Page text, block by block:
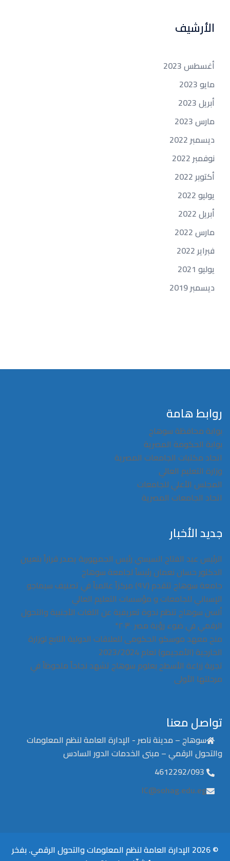
الأرشيف
أغسطس 2023
مايو 2023
أبريل 2023
مارس 2023
ديسمبر 2022
نوفمبر 2022
أكتوبر 2022
يوليو 2022
أبريل 2022
مارس 2022
فبراير 2022
يوليو 2021
ديسمبر 2019
روابط هامة
بوابة محافظة سوهاج
بوابة الحكومة المصرية
اتحاد مكتبات الجامعات المصرية
وزارة التعليم العالي
المجلس الأعلي للجامعات
اتحاد الجامعات المصرية
جديد الأخبار
الرئيس عبد الفتاح السيسي رئيس الجمهوربة يصدر قراراً بتعيين
الدكتور حسان نعمان رئيساً لجامعة سوهاج
جامعة سوهاج تتقدم (٩٧) مركزاً عالمياً في تصنيف سيماجو
الإسباني للجامعات و مؤسسات التعليم العالي
ألسن سوهاج تنظم ندوة تعريفية عن اللغات الأجنبية والتحول
الرقمي في ضوء رؤية مصر ٢٠٣٠*
منح معهد موسكو الحكومى للعلاقات الدولية التابع لوزارة
الخارجية (الأمجيمو) لعام 2023/2024
تجربة زراعة الأسطح بعلوم سوهاج تشهد نجاحاً ملحوظاً في
مرحلتها الأولى
تواصل معنا
سوهاج – مدينة ناصر - الإدارة العامة لنظم المعلومات
والتحول الرقمي – مبنى الخدمات الدور السادس
IC@sohag.edu.eg
© 2026 الإدارة العامة لنظم المعلومات والتحول الرقمي. بفخر